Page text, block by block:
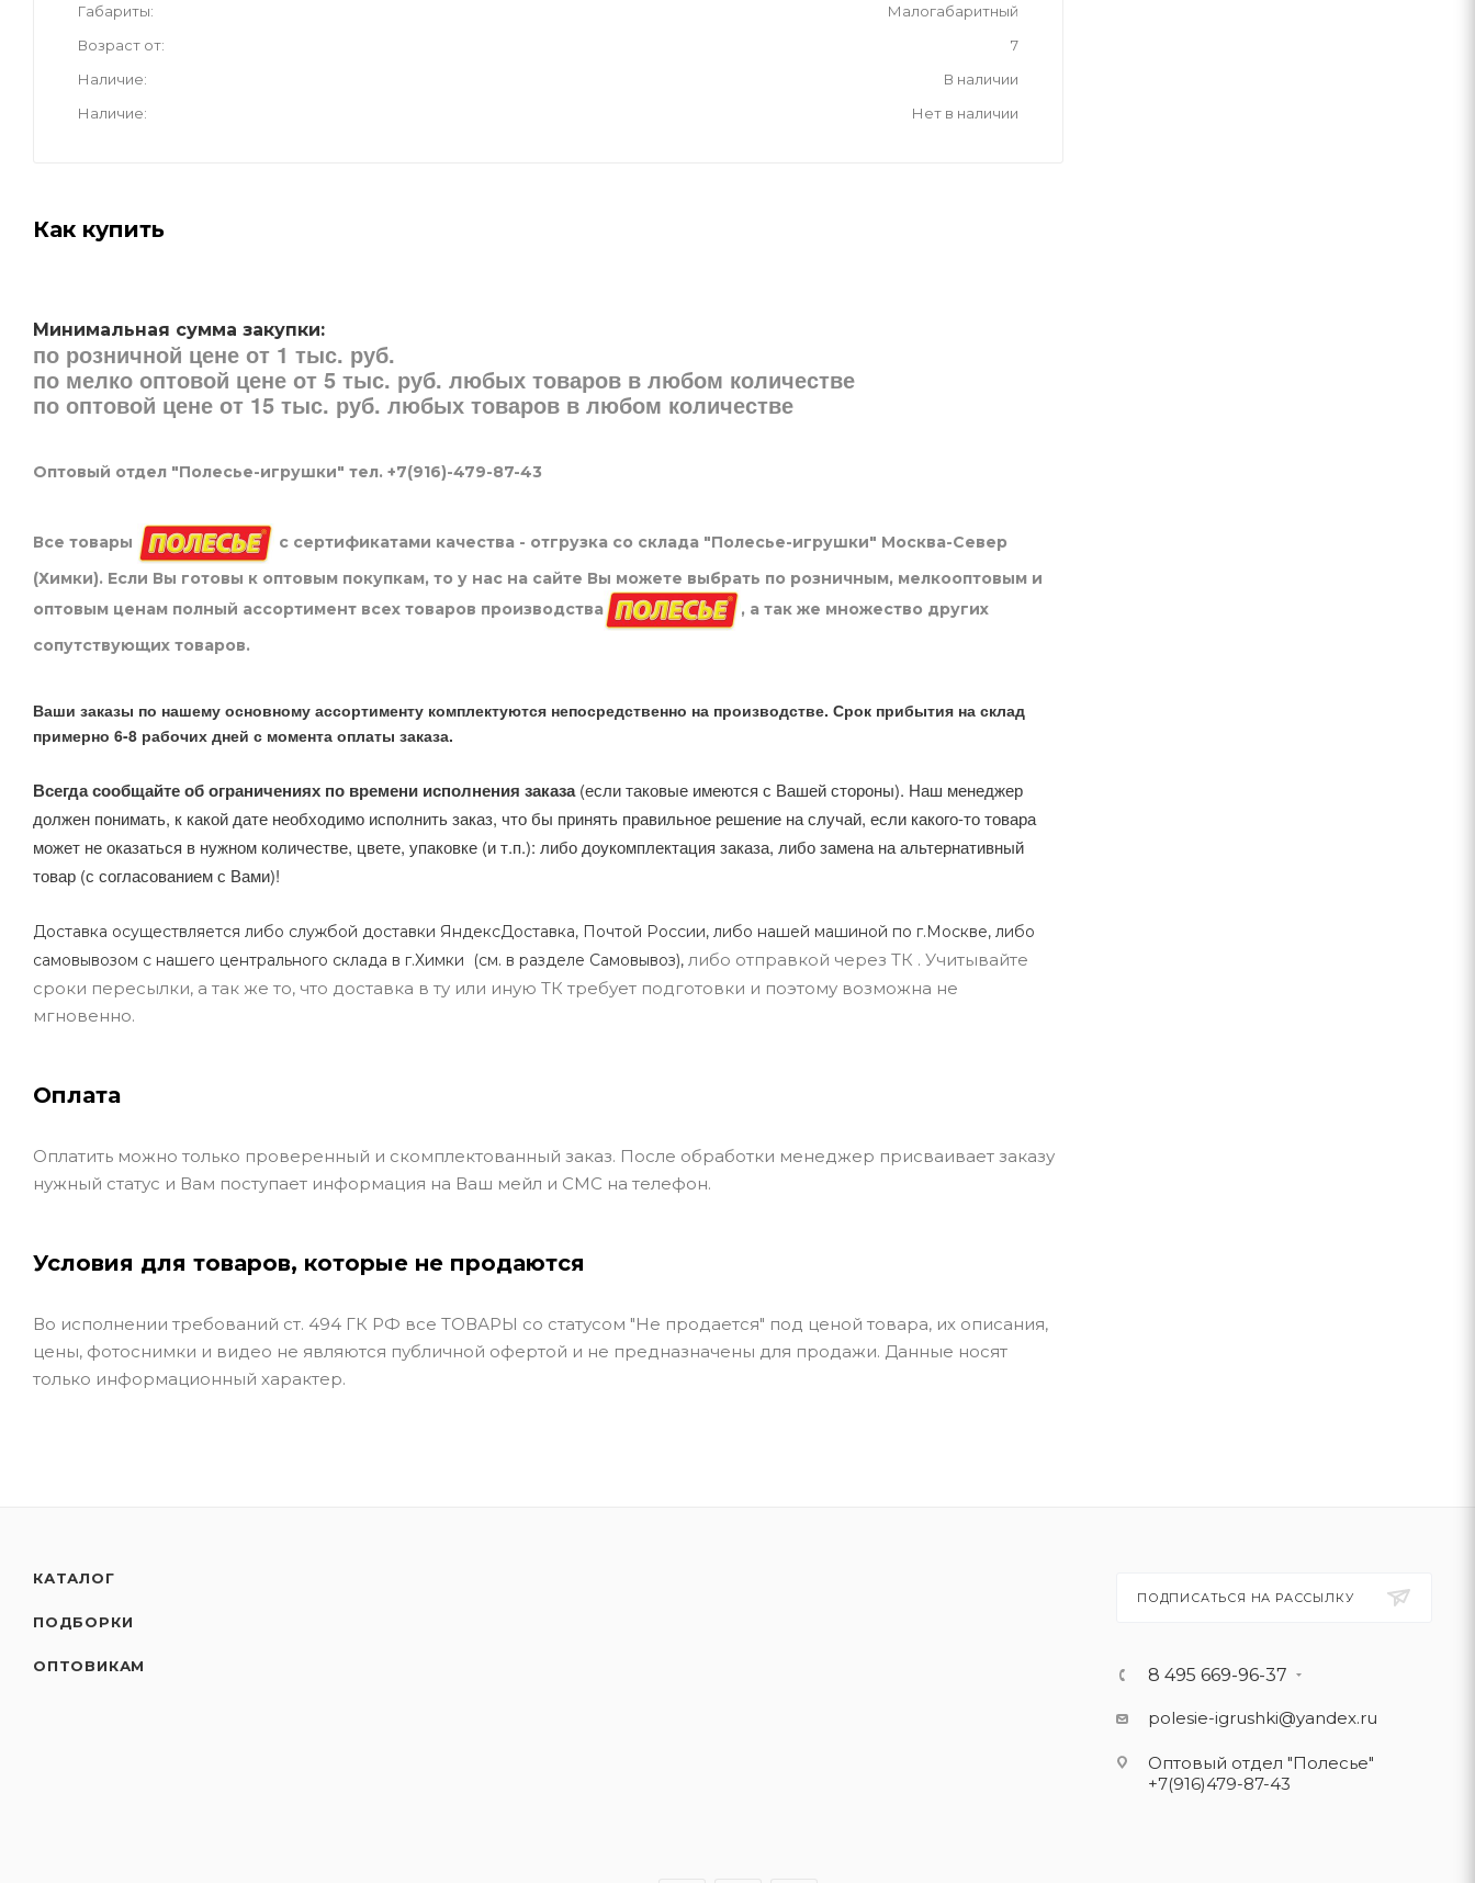
Габариты
Малогабаритный
Возраст от
7
Наличие
В наличии
Наличие
Нет в наличии
Как купить
Минимальная сумма закупки:
по розничной цене от 1 тыс. руб.
по мелко оптовой цене от 5 тыс. руб. любых товаров в любом количестве
по оптовой цене от 15 тыс. руб. любых товаров в любом количестве
Оптовый отдел "Полесье-игрушки" тел. +7(916)-479-87-43
Все товары
с сертификатами качества - отгрузка со склада "Полесье-игрушки" Москва-Север
(Химки). Если Вы готовы к оптовым покупкам, то у нас на сайте Вы можете выбрать по розничным, мелкооптовым и
оптовым ценам полный ассортимент всех товаров производства
, а так же множество других
сопутствующих товаров.
Ваши заказы по нашему основному ассортименту комплектуются непосредственно на производстве. Срок прибытия на склад
примерно 6-8 рабочих дней с момента оплаты заказа.
Всегда сообщайте об ограничениях по времени исполнения заказа(если таковые имеются с Вашей стороны). Наш менеджер
должен понимать, к какой дате необходимо исполнить заказ, что бы принять правильное решение на случай, если какого-то товара
может не оказаться в нужном количестве, цвете, упаковке (и т.п.): либо доукомплектация заказа, либо замена на альтернативный
товар (с согласованием с Вами)!
Доставка осуществляется либо службой доставки ЯндексДоставка, Почтой России, либо нашей машиной по г.Москве, либо
самовывозом с нашего центрального склада в г.Химки (см. в разделе Самовывоз), либо отправкой через ТК . Учитывайте
сроки пересылки, а так же то, что доставка в ту или иную ТК требует подготовки и поэтому возможна не
мгновенно.
Оплата
Оплатить можно только проверенный и скомплектованный заказ. После обработки менеджер присваивает заказу
нужный статус и Вам поступает информация на Ваш мейл и СМС на телефон.
Условия для товаров, которые не продаются
Во исполнении требований ст. 494 ГК РФ все ТОВАРЫ со статусом "Не продается" под ценой товара, их описания,
цены, фотоснимки и видео не являются публичной офертой и не предназначены для продажи. Данные носят
только информационный характер.
КАТАЛОГ
ПОДБОРКИ
ОПТОВИКАМ
ПОДПИСАТЬСЯ НА РАССЫЛКУ
8 495 669-96-37
polesie-igrushki@yandex.ru
Оптовый отдел "Полесье"
+7(916)479-87-43